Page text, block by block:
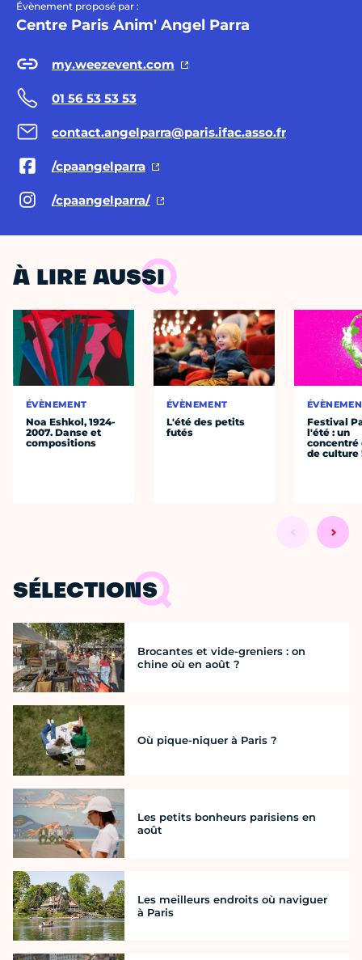
Évènement proposé par :
Centre Paris Anim' Angel Parra
my.weezevent.com
01 56 53 53 53
contact.angelparra@paris.ifac.asso.fr
/cpaangelparra
/cpaangelparra/
À LIRE AUSSI
ÉVÈNEMENT
Noa Eshkol, 1924-
2007. Danse et
compositions
ÉVÈNEMENT
L'été des petits
futés
Festival
l'été : un
concentré
de culture
SÉLECTIONS
Brocantes et vide-greniers : on
chine où en août ?
Où pique-niquer à Paris ?
Les petits bonheurs parisiens en
août
Les meilleurs endroits où naviguer
à Paris